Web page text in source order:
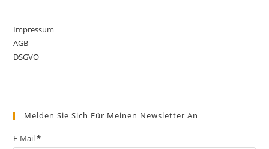
Impressum
AGB
DSGVO
Melden Sie Sich Für Meinen Newsletter An
E-Mail*